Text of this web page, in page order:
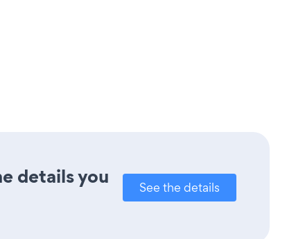
details you
See the details